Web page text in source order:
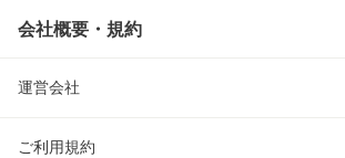
会社概要・規約
運営会社
ご利用規約